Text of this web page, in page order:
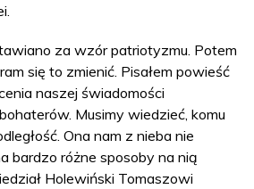
za wzór patriotyzmu. Potem
się to zmienić. Pisałem powieść
naszej świadomości
Musimy wiedzieć, komu
Ona nam z nieba nie
bardzo różne sposoby na nią
Holewiński Tomaszowi